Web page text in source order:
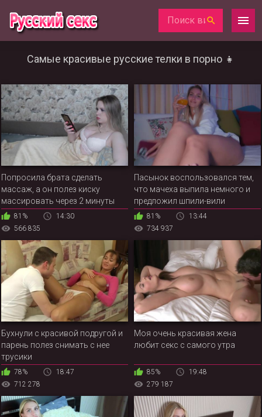
Самые красивые русские телки в порно 👧
Попросила брата сделать
массаж, а он полез киску
массировать через 2 минуты
81%
14:30
566 835
Пасынок воспользовался тем,
что мачеха выпила немного и
предложил шпили-вили
81%
13:44
734 937
Бухнули с красивой подругой и
парень полез снимать с нее
трусики
78%
18:47
712 278
Моя очень красивая жена
любит секс с самого утра
85%
19:48
279 187